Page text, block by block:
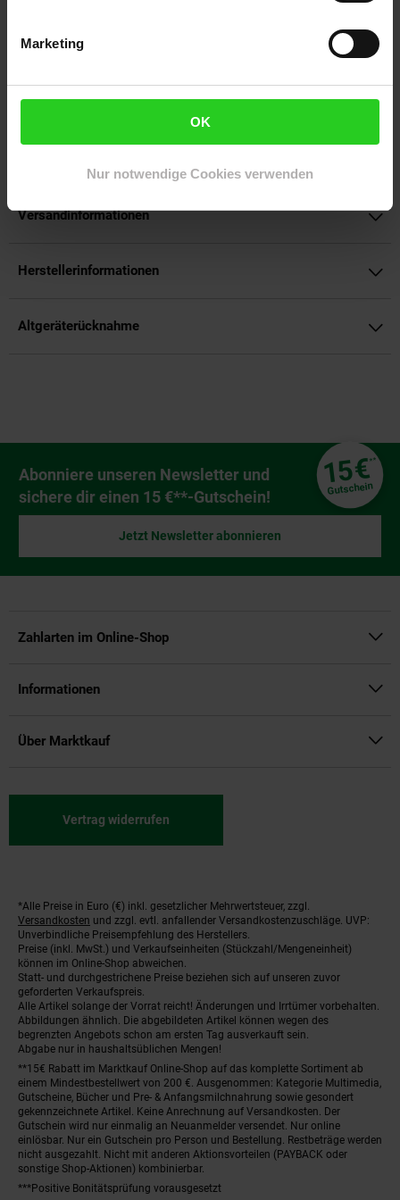
Marketing
OK
Nur notwendige Cookies verwenden
gepflegt und gut aussehend zu sein.
EAN: 5038061164633
Versandinformationen
Herstellerinformationen
Altgeräterücknahme
Newsletter Anmeldung
Abonniere unseren Newsletter und
sichere dir einen 15 €**-Gutschein!
15€**
Gutschein
Jetzt Newsletter abonnieren
Zahlarten im Online-Shop
Informationen
Über Marktkauf
Vertrag widerrufen
Fußnoten
*Alle Preise in Euro (€) inkl. gesetzlicher Mehrwertsteuer, zzgl.
Versandkosten und zzgl. evtl. anfallender Versandkostenzuschläge. UVP:
Unverbindliche Preisempfehlung des Herstellers.
Preise (inkl. MwSt.) und Verkaufseinheiten (Stückzahl/Mengeneinheit)
können im Online-Shop abweichen.
Statt- und durchgestrichene Preise beziehen sich auf unseren zuvor
geforderten Verkaufspreis.
Alle Artikel solange der Vorrat reicht! Änderungen und Irrtümer vorbehalten.
Abbildungen ähnlich. Die abgebildeten Artikel können wegen des
begrenzten Angebots schon am ersten Tag ausverkauft sein.
Abgabe nur in haushaltsüblichen Mengen!
**15€ Rabatt im Marktkauf Online-Shop auf das komplette Sortiment ab
einem Mindestbestellwert von 200 €. Ausgenommen: Kategorie Multimedia,
Gutscheine, Bücher und Pre- & Anfangsmilchnahrung sowie gesondert
gekennzeichnete Artikel. Keine Anrechnung auf Versandkosten. Der
Gutschein wird nur einmalig an Neuanmelder versendet. Nur online
einlösbar. Nur ein Gutschein pro Person und Bestellung. Restbeträge werden
nicht ausgezahlt. Nicht mit anderen Aktionsvorteilen (PAYBACK oder
sonstige Shop-Aktionen) kombinierbar.
***Positive Bonitätsprüfung vorausgesetzt